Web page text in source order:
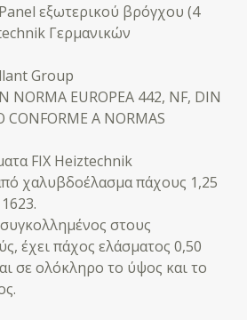
εξωτερικού βρόγχου (4
Γερμανικών
Group
EUROPEA 442, NF, DIN
CONFORME A NORMAS
FIX Heiztechnik
χαλυβδοέλασμα πάχους 1,25
στους
έχει πάχος ελάσματος 0,50
σε ολόκληρο το ύψος και το